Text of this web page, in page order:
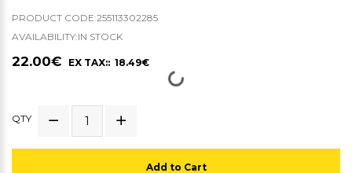
PRODUCT CODE:255113302285
AVAILABILITY:IN STOCK
22.00€ EX TAX:: 18.49€
QTY
Add to Cart